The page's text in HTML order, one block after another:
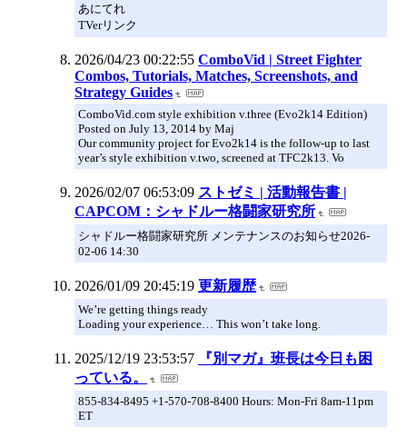
あにてれ
TVerリンク
2026/04/23 00:22:55 ComboVid | Street Fighter
Combos, Tutorials, Matches, Screenshots, and
Strategy Guides
ComboVid.com style exhibition v.three (Evo2k14 Edition)
Posted on July 13, 2014 by Maj
Our community project for Evo2k14 is the follow-up to last
year’s style exhibition v.two, screened at TFC2k13. Vo
2026/02/07 06:53:09 ストゼミ | 活動報告書 |
CAPCOM：シャドルー格闘家研究所
シャドルー格闘家研究所 メンテナンスのお知らせ2026-
02-06 14:30
2026/01/09 20:45:19 更新履歴
We’re getting things ready
Loading your experience… This won’t take long.
2025/12/19 23:53:57
『別マガ』班長は今日も困
っている。
855-834-8495 +1-570-708-8400 Hours: Mon-Fri 8am-11pm
ET